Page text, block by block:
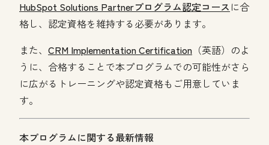
HubSpot Solutions Partnerプログラム認定コース に合
格し、認定資格を維持する必要があります。
また、 CRM Implementation Certification （英語）のよ
うに、合格することで本プログラムでの可能性がさら
に広がるトレーニングや認定資格もご用意していま
す。
本プログラムに関する最新情報